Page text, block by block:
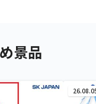
景品